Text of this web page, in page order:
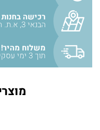
רכישה בחנות
הבנאי 3, א.ת. חולון
משלוח מהיר!
תוך 3 ימי עסקים